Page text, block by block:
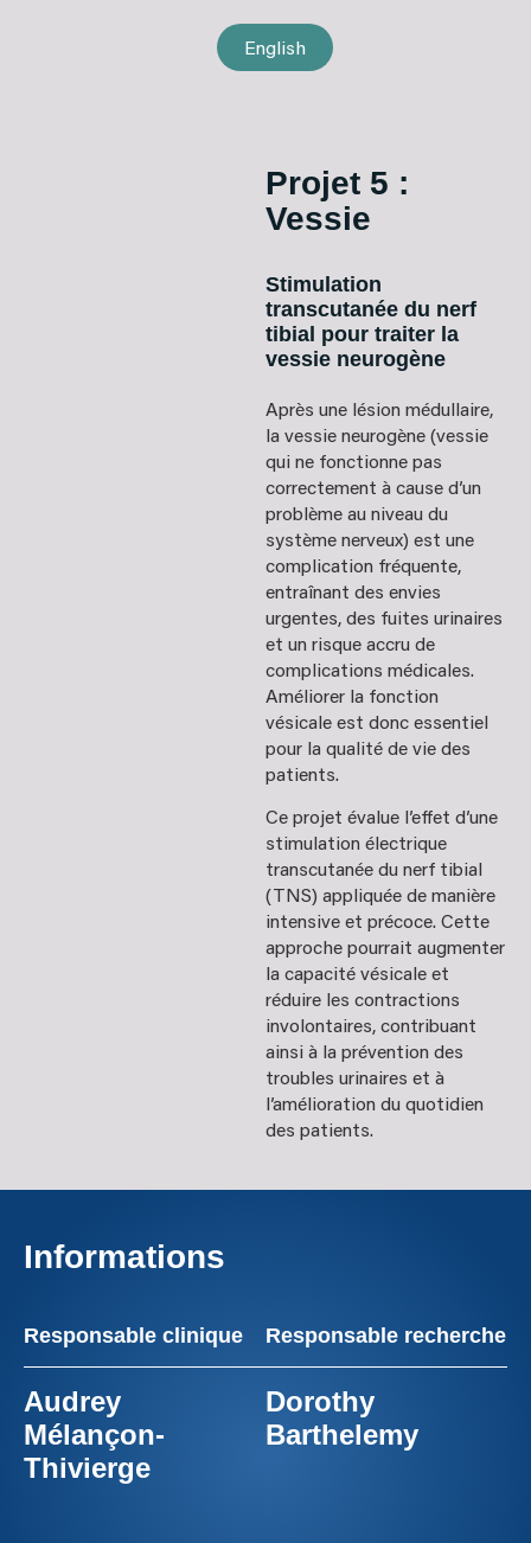
English
Projet 5 :
Vessie
Stimulation
transcutanée du nerf
tibial pour traiter la
vessie neurogène
Après une lésion médullaire,
la vessie neurogène (vessie
qui ne fonctionne pas
correctement à cause d’un
problème au niveau du
système nerveux) est une
complication fréquente,
entraînant des envies
urgentes, des fuites urinaires
et un risque accru de
complications médicales.
Améliorer la fonction
vésicale est donc essentiel
pour la qualité de vie des
patients.
Ce projet évalue l’effet d’une
stimulation électrique
transcutanée du nerf tibial
(TNS) appliquée de manière
intensive et précoce. Cette
approche pourrait augmenter
la capacité vésicale et
réduire les contractions
involontaires, contribuant
ainsi à la prévention des
troubles urinaires et à
l’amélioration du quotidien
des patients.
Informations
Responsable clinique
Audrey
Mélançon-
Thivierge
Responsable recherche
Dorothy
Barthelemy